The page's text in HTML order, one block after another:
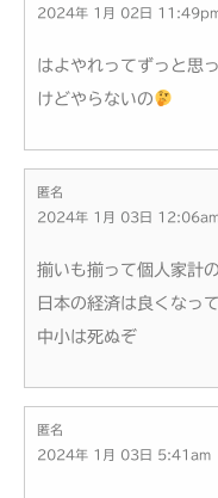
2024年 1月 02日
はよやれってずっと思
けどやらないの
匿名
2024年 1月 03日
揃いも揃って個人家計
日本の経済は良くなっ
中小は死ぬぞ
匿名
2024年 1月 03日 5:41am